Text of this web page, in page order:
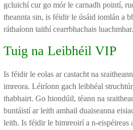
gcluichí cur go mór le carnadh pointí,
theannta sin, is féidir le úsáid iomlán a
ráthaíonn taithí cearrbhachais luachmhar.
Tuig na Leibhéil VIP
Is féidir le eolas ar castacht na
imreora. Léiríonn gach leibhéal
thabhairt. Go hiondúil, téann na
buntáistí ar leith amhail duaiseanna
leith. Is féidir le himreoirí a n-eispéireas